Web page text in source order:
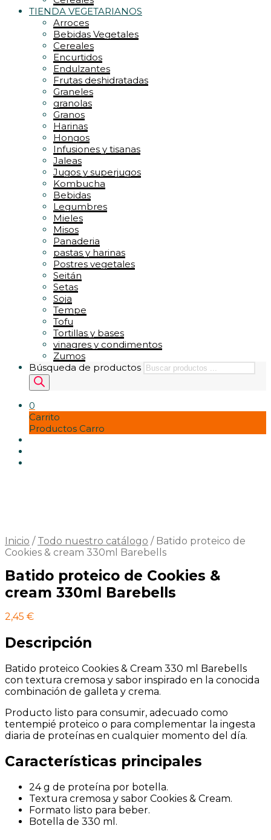
TIENDA VEGETARIANOS
Arroces
Bebidas Vegetales
Cereales
Encurtidos
Endulzantes
Frutas deshidratadas
Graneles
granolas
Granos
Harinas
Hongos
Infusiones y tisanas
Jaleas
Jugos y superjugos
Kombucha
Bebidas
Legumbres
Mieles
Misos
Panaderia
pastas y harinas
Postres vegetales
Seitán
Setas
Soja
Tempe
Tofu
Tortillas y bases
vinagres y condimentos
Zumos
Búsqueda de productos
0
Carrito
Productos Carro
Inicio / Todo nuestro catálogo /Batido proteico de
Cookies & cream 330ml Barebells
Batido proteico de Cookies &
cream 330ml Barebells
2,45 €
Descripción
Batido proteico Cookies & Cream 330 ml Barebells
con textura cremosa y sabor inspirado en la conocida
combinación de galleta y crema.
Producto listo para consumir, adecuado como
tentempié proteico o para complementar la ingesta
diaria de proteínas en cualquier momento del día.
Características principales
24 g de proteína por botella.
Textura cremosa y sabor Cookies & Cream.
Formato listo para beber.
Botella de 330 ml.